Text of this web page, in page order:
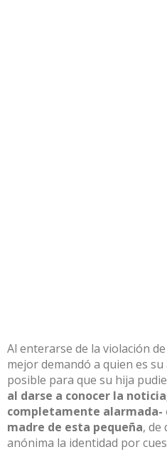
Al enterarse de la violación
mejor demandó a quien es
posible para que su hija
al darse a conocer la
completamente alarmada-
madre de esta pequeña, de
anónima la identidad por